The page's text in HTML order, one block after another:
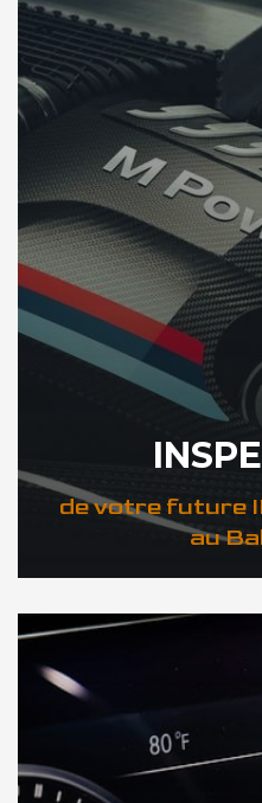
de votre future
au
DÉCOUVREZ VOTRE